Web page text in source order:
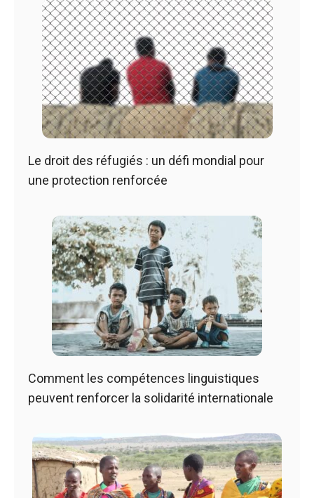
Le droit des réfugiés : un défi mondial pour
une protection renforcée
Comment les compétences linguistiques
peuvent renforcer la solidarité internationale